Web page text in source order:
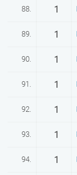
88. 1
89. 1
90. 1
91. 1
92. 1
93. 1
94. 1